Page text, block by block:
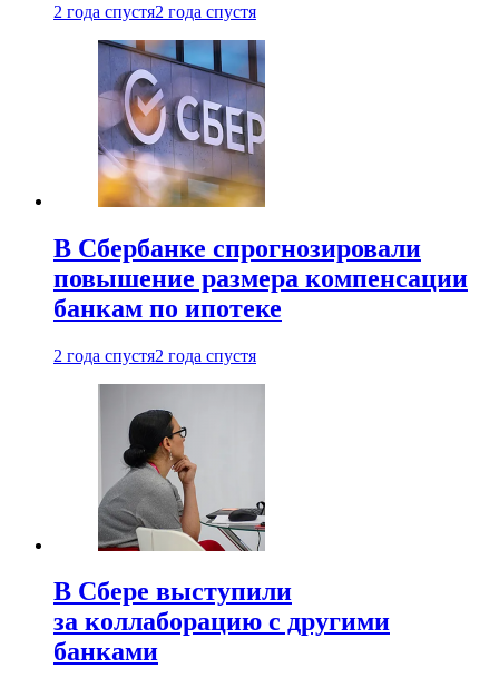
2 года спустя2 года спустя
В Сбербанке спрогнозировали
повышение размера компенсации
банкам по ипотеке
2 года спустя2 года спустя
В Сбере выступили
за коллаборацию с другими
банками